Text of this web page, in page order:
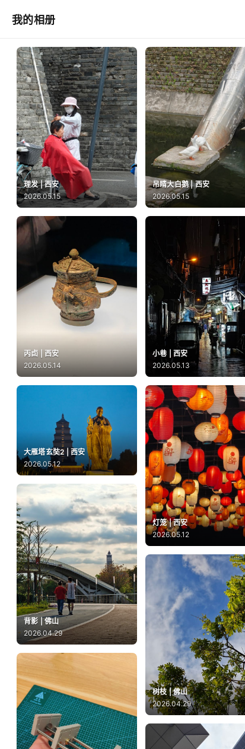
我的相册
理发 | 西安
2026.05.15
吊睛大白鹅 | 西安
2026.05.15
丙卣 | 西安
2026.05.14
小巷 | 西安
2026.05.13
大雁塔玄奘2 | 西安
2026.05.12
灯笼 | 西安
2026.05.12
背影 | 佛山
2026.04.29
树枝 | 佛山
2026.04.29